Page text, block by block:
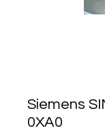
Siemens
0XA0